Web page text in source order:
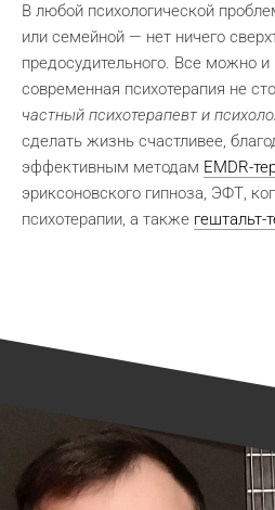
В любой психологической
или семейной — нет ничего
предосудительного. Все можно
современная психотерапия не
частный психотерапевт и
сделать жизнь счастливее,
эффективным методам EMDR-
эриксоновского гипноза, ЭФТ,
психотерапии, а также гештальт-